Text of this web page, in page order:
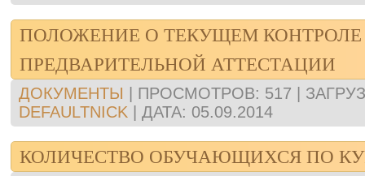
ПОЛОЖЕНИЕ О ТЕКУЩЕМ
ПРЕДВАРИТЕЛЬНОЙ АТТЕСТАЦИИ
ДОКУМЕНТЫ ПРОСМОТРОВ: 517
DEFAULTNICK
ДАТА: 05.09.2014
КОЛИЧЕСТВО ОБУЧАЮЩИХСЯ ПО